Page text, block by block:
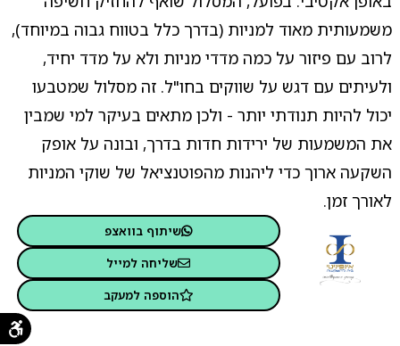
משמעותית מאוד למניות (בדרך כלל בטווח גבוה במיוחד),
לרוב עם פיזור על כמה מדדי מניות ולא על מדד יחיד,
ולעיתים עם דגש על שווקים בחו"ל. זה מסלול שמטבעו
יכול להיות תנודתי יותר - ולכן מתאים בעיקר למי שמבין
את המשמעות של ירידות חדות בדרך, ובונה על אופק
השקעה ארוך כדי ליהנות מהפוטנציאל של שוקי המניות
לאורך זמן.
שיתוף בוואצפ
שליחה למייל
הוספה למעקב